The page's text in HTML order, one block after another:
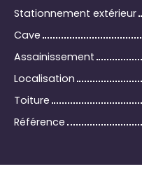
Stationnement extérieur
Cave
Assainissement
Localisation
Toiture
Référence